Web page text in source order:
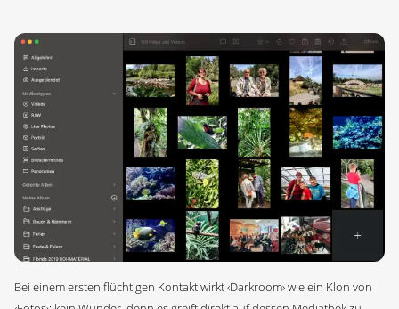
Bei einem ersten flüchtigen Kontakt wirkt ‹Darkroom› wie ein Klon von